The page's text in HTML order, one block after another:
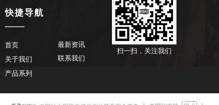
快捷导航
——
首页
关于我们
产品系列
最新资讯
联系我们
扫一扫，关注我们